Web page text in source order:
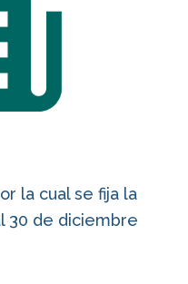
la cual se fija la
30 de diciembre